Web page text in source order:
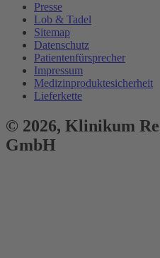
Presse
Lob & Tadel
Sitemap
Datenschutz
Patientenfürsprecher
Impressum
Medizinproduktesicherheit
Lieferkette
© 2026, Klinikum
GmbH